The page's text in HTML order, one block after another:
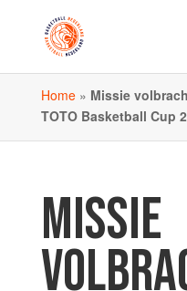
Home» Missie
TOTO Basketball Cup
MISSIE